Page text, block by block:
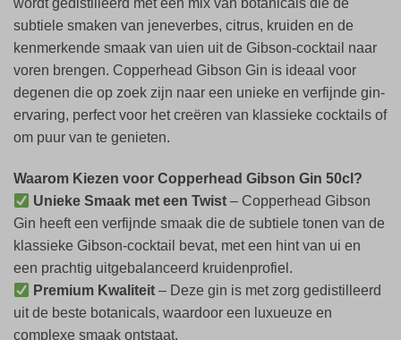
wordt gedistilleerd met een mix van botanicals die de
subtiele smaken van jeneverbes, citrus, kruiden en de
kenmerkende smaak van uien uit de Gibson-cocktail naar
voren brengen. Copperhead Gibson Gin is ideaal voor
degenen die op zoek zijn naar een unieke en verfijnde gin-
ervaring, perfect voor het creëren van klassieke cocktails of
om puur van te genieten.
Waarom Kiezen voor Copperhead Gibson Gin 50cl?
Unieke Smaak met een Twist – Copperhead Gibson
Gin heeft een verfijnde smaak die de subtiele tonen van de
klassieke Gibson-cocktail bevat, met een hint van ui en
een prachtig uitgebalanceerd kruidenprofiel.
Premium Kwaliteit – Deze gin is met zorg gedistilleerd
uit de beste botanicals, waardoor een luxueuze en
complexe smaak ontstaat.